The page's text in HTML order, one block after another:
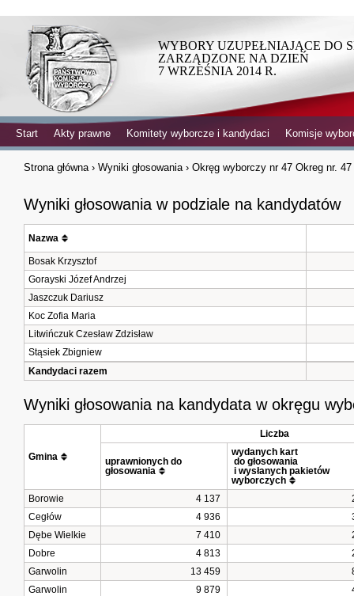
WYBORY UZUPEŁNIAJĄCE DO
ZARZĄDZONE NA DZIEŃ
7 WRZEŚNIA 2014 R.
Start Akty prawne Komitety wyborcze i kandydaci Komisje
Strona główna › Wyniki głosowania › Okręg wyborczy nr 47 Okreg nr. 47
Wyniki głosowania w podziale na kandydatów
Nazwa
Bosak Krzysztof
Gorayski Józef Andrzej
Jaszczuk Dariusz
Koc Zofia Maria
Litwińczuk Czesław Zdzisław
Stąsiek Zbigniew
Kandydaci razem
Wyniki głosowania na kandydata w okręgu
Gmina
Liczba
uprawnionych do
głosowania
wydanych kart
do głosowania
wyborczych
Borowie
4 137
Cegłów
4 936
Dębe Wielkie
7 410
Dobre
4 813
Garwolin
13 459
Garwolin
9 879